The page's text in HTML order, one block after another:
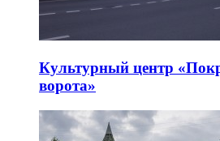
Культурный центр
ворота»